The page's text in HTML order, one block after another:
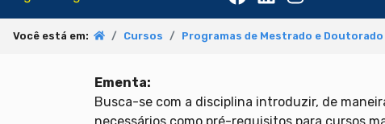
Você está em: Cursos Programas de Mestrado e
Ementa:
Busca-se com a disciplina introduzir, de
necessários como pré-requisitos para cursos